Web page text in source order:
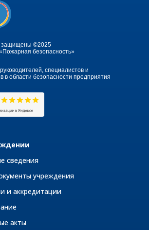
сведения
учреждения
и аккредитации
акты
защищены ©2025
безопасность»
специалистов и
в области безопасности предприятия